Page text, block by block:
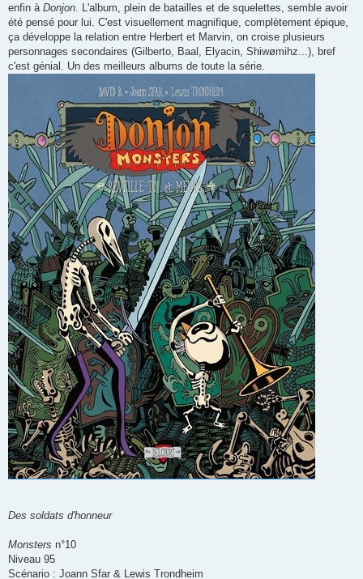
enfin à Donjon . L'album, plein de batailles et de squelettes, semble avoir
été pensé pour lui. C'est visuellement magnifique, complètement épique,
ça développe la relation entre Herbert et Marvin, on croise plusieurs
personnages secondaires (Gilberto, Baal, Elyacin, Shiwømihz...), bref
c'est génial. Un des meilleurs albums de toute la série.
Des soldats d'honneur
Monsters n°10
Niveau 95
Scénario : Joann Sfar & Lewis Trondheim